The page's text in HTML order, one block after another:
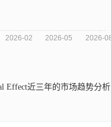
Effect近三年的市场趋势分析